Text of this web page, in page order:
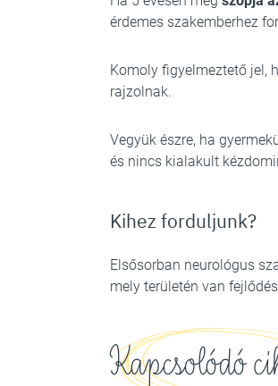
érdemes szakemberhez
Komoly figyelmeztető jel,
rajzolnak.
Vegyük észre, ha
és nincs kialakult
Kihez forduljunk?
Elsősorban neurológus
mely területén van
Kapcsolódó